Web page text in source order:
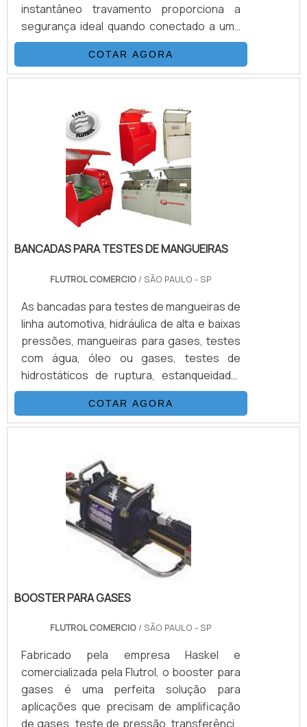
instantâneo travamento proporciona a
segurança ideal quando conectado a uma
bomba com força hidráulica, bate-estacas,
equipamentos de resgate, ferramentas de
torque, tensionadores, sistemas de
Engates rápidos para água o material mais
correto certamente é o aço inoxidável, por
sua baixa contaminação com a água, sendo
atóxicoINFORMAÇÕES QUE PRECISAM SER
DESTAC.
COTAR AGORA
BANCADAS PARA TESTES DE MANGUEIRAS
FLUTROL COMERCIO / SÃO PAULO - SP
As bancadas para testes de mangueiras de
linha automotiva, hidráulica de alta e baixas
pressões, mangueiras para gases, testes
com água, óleo ou gases, testes de
hidrostáticos de ruptura, estanqueidade,
etc. O Consumo industrial de mangueiras
está crescendo numa velocidade
impressionante, assim como as exigências
altíssima qualidade.Os fabricantes buscam
a excelência em sua produção e o mercado
consumidor exige procedimentos de
testes cada vez mais rigorosos.
COTAR AGORA
BOOSTER PARA GASES
FLUTROL COMERCIO / SÃO PAULO - SP
Fabricado pela empresa Haskel e
comercializada pela Flutrol, o booster para
gases é uma perfeita solução para
aplicações que precisam de amplificação
de gases, teste de pressão, transferência